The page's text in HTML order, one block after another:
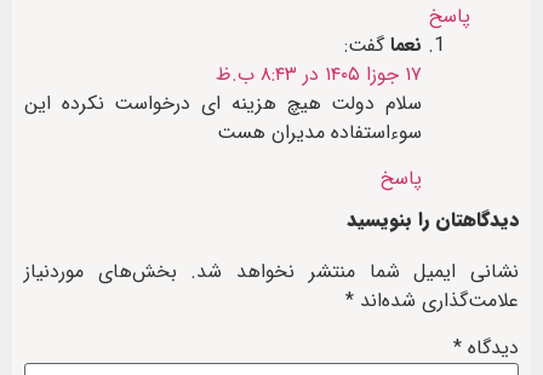
پاسخ
نعما گفت:
۱۷ جوزا ۱۴۰۵ در ۸:۴۳ ب.ظ
سلام دولت هیچ هزینه ای درخواست نکرده این
سوءاستفاده مدیران هست
پاسخ
دیدگاهتان را بنویسید
نشانی ایمیل شما منتشر نخواهد شد. بخش‌های موردنیاز
علامت‌گذاری شده‌اند *
دیدگاه *